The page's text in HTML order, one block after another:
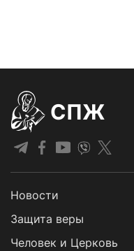
СПЖ
Новости
Защита веры
Человек и Церковь